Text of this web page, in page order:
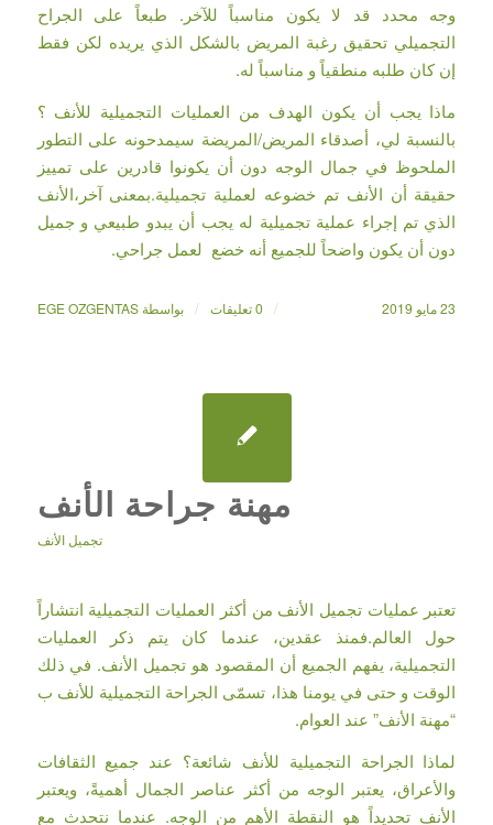
وجه محدد قد لا يكون مناسباً للآخر. طبعاً على الجراح
التجميلي تحقيق رغبة المريض بالشكل الذي يريده لكن فقط
إن كان طلبه منطقياً و مناسباً له.
ماذا يجب أن يكون الهدف من العمليات التجميلية للأنف ؟
بالنسبة لي، أصدقاء المريض/المريضة سيمدحونه على التطور
الملحوظ في جمال الوجه دون أن يكونوا قادرين على تمييز
حقيقة أن الأنف تم خضوعه لعملية تجميلية.بمعنى آخر،الأنف
الذي تم إجراء عملية تجميلية له يجب أن يبدو طبيعي و جميل
دون أن يكون واضحاً للجميع أنه خضع لعمل جراحي.
23 مايو 2019 / 0 تعليقات / بواسطةEGE OZGENTAS
مهنة جراحة الأنف
تجميل الأنف
تعتبر عمليات تجميل الأنف من أكثر العمليات التجميلية انتشاراً
حول العالم.فمنذ عقدين، عندما كان يتم ذكر العمليات
التجميلية، يفهم الجميع أن المقصود هو تجميل الأنف. في ذلك
الوقت و حتى في يومنا هذا، تسمّى الجراحة التجميلية للأنف ب
“مهنة الأنف” عند العوام.
لماذا الجراحة التجميلية للأنف شائعة؟ عند جميع الثقافات
والأعراق، يعتبر الوجه من أكثر عناصر الجمال أهميةً، ويعتبر
الأنف تحديداً هو النقطة الأهم من الوجه. عندما نتحدث مع